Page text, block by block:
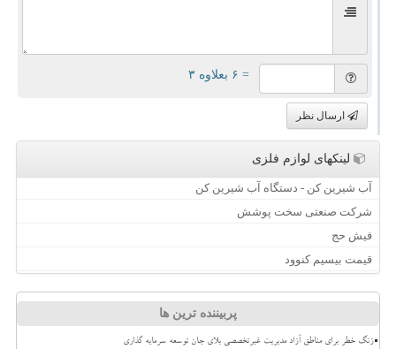
= ۶ بعلاوه ۳
ارسال نظر
لینکهای لوازم فلزی
آب شیرین کن - دستگاه آب شیرین کن
شرکت صنعتی سخت پوشش
فیش حج
قیمت بیسیم کنوود
پربیننده ترین ها
زنگ خطر برای مناطق آزاد مدیریت غیرتخصصی بلای جان توسعه سرمایه گذاری